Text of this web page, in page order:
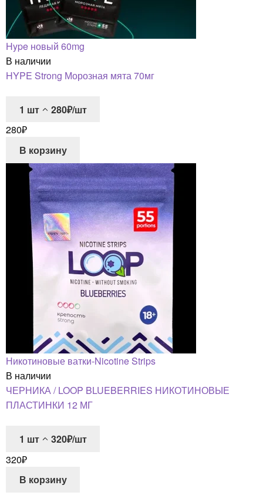
Hype новый 60mg
В наличии
HYPE Strong Морозная мята 70мг
1 шт
280₽/шт
280₽
В корзину
Никотиновые ватки-Nicotine Strips
В наличии
ЧЕРНИКА / LOOP BLUEBERRIES НИКОТИНОВЫЕ
ПЛАСТИНКИ 12 МГ
1 шт
320₽/шт
320₽
В корзину